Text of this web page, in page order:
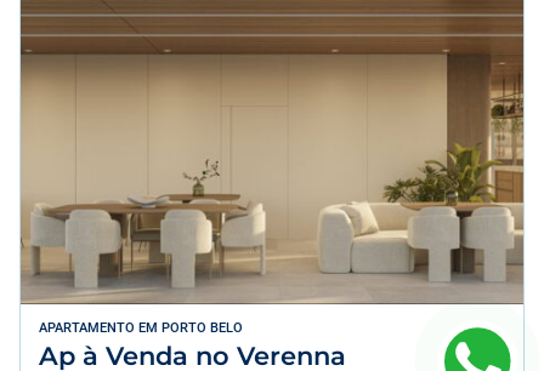
APARTAMENTO EM PORTO BELO
Ap à Venda no Verenna